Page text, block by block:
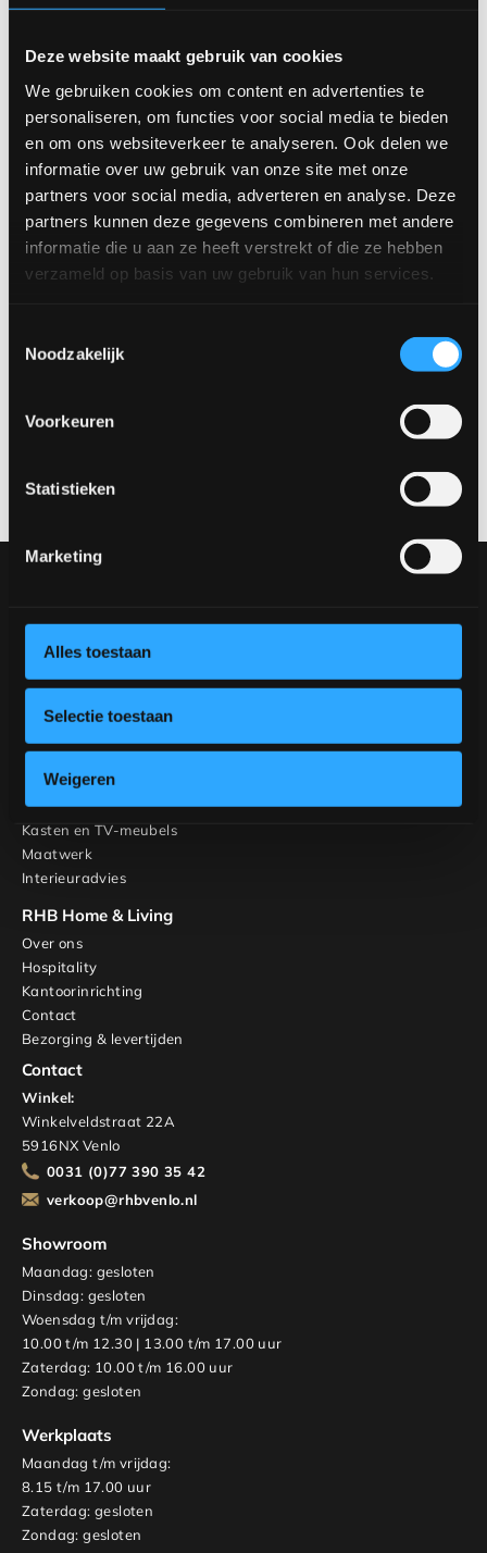
Deze website maakt gebruik van cookies
We gebruiken cookies om content en advertenties te
personaliseren, om functies voor social media te bieden
en om ons websiteverkeer te analyseren. Ook delen we
informatie over uw gebruik van onze site met onze
partners voor social media, adverteren en analyse. Deze
partners kunnen deze gegevens combineren met andere
informatie die u aan ze heeft verstrekt of die ze hebben
verzameld op basis van uw gebruik van hun services.
Noodzakelijk
Voorkeuren
Statistieken
Marketing
Alles toestaan
Selectie toestaan
Weigeren
industrieel tot landelijk en eigentijds: deze tafels vormen een
in Venlo en ontdek de verschillende uitvoeringen, kleuren en
materialen.
Beschikbare afmetingen:
Middel: 60 x 60 cm
Klein: 40 x 40 cm
Prijs:
Groot: €379,-
Wil je dit product in het echt bekijken? Bezoek onze showroom
Maak een afspraak via
077-3903542
Tafels
Stoelen
Ontwerp jouw tafel
Tafels
Banken
Stoelen
Kasten en TV-meubels
Maatwerk
Interieuradvies
RHB Home & Living
Over ons
Hospitality
Kantoorinrichting
Contact
Bezorging & levertijden
Contact
Winkel:
Winkelveldstraat 22A
5916NX Venlo
0031 (0)77 390 35 42
verkoop@rhbvenlo.nl
Showroom
Maandag: gesloten
Dinsdag: gesloten
Woensdag t/m vrijdag:
10.00 t/m 12.30 | 13.00 t/m 17.00 uur
Zaterdag: 10.00 t/m 16.00 uur
Zondag: gesloten
Werkplaats
Maandag t/m vrijdag:
8.15 t/m 17.00 uur
Zaterdag: gesloten
Zondag: gesloten